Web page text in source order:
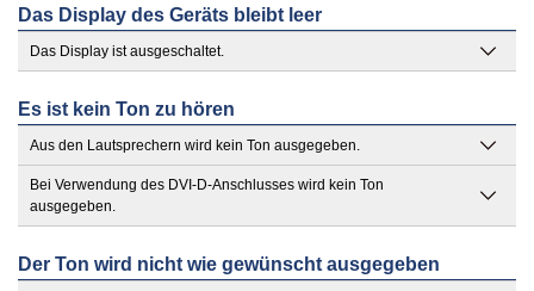
Das Display des Geräts bleibt leer
Das Display ist ausgeschaltet.
Es ist kein Ton zu hören
Aus den Lautsprechern wird kein Ton ausgegeben.
Bei Verwendung des DVI-D-Anschlusses wird kein Ton
ausgegeben.
Der Ton wird nicht wie gewünscht ausgegeben